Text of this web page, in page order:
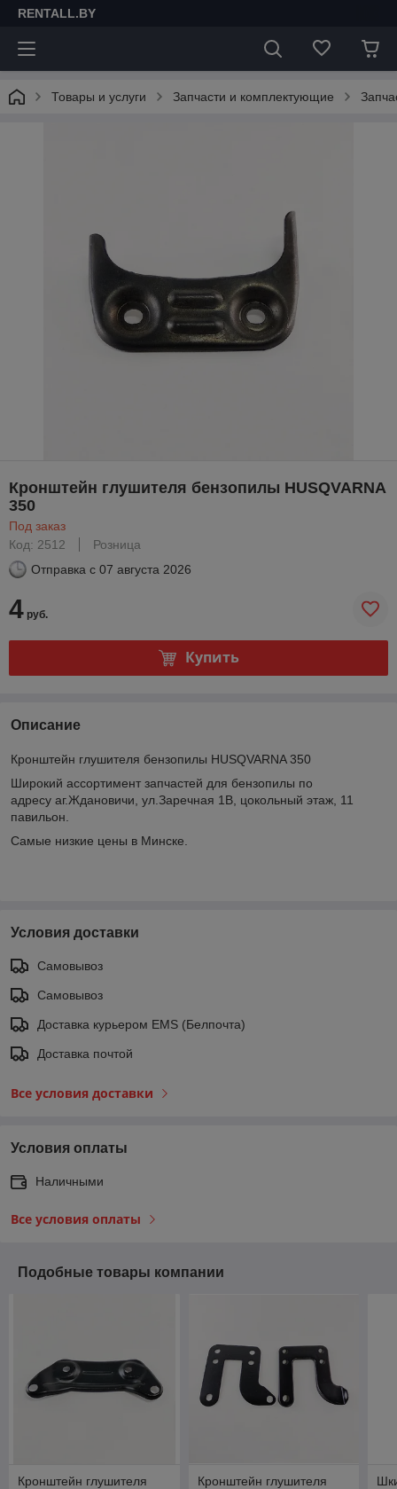
RENTALL.BY
Товары и услуги Запчасти и комплектующие
Кронштейн глушителя бензопилы HUSQVARNA
350
Под заказ
Код: 2512
Розница
Отправка с 07 августа 2026
4 руб.
Купить
Описание
Кронштейн глушителя бензопилы HUSQVARNA 350
Широкий ассортимент запчастей для бензопилы по
адресу аг.Ждановичи, ул.Заречная 1В, цокольный этаж, 11
павильон.
Самые низкие цены в Минске.
Условия доставки
Самовывоз
Самовывоз
Доставка курьером EMS (Белпочта)
Доставка почтой
Все условия доставки
Условия оплаты
Наличными
Все условия оплаты
Подобные товары компании
Кронштейн глушителя
Кронштейн глушителя